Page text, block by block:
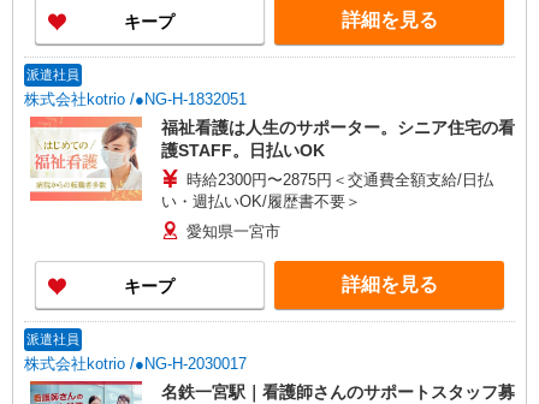
キープ 詳細を見る
派遣社員
株式会社kotrio /●NG-H-1832051
福祉看護は人生のサポーター。シニア住宅の看
護STAFF。日払いOK
時給2300円〜2875円＜交通費全額支給/日払
い・週払いOK/履歴書不要＞
愛知県一宮市
キープ 詳細を見る
派遣社員
株式会社kotrio /●NG-H-2030017
名鉄一宮駅｜看護師さんのサポートスタッフ募